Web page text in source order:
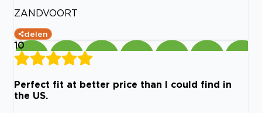
ZANDVOORT
delen
10
Perfect fit at better price than I could find in
the US.